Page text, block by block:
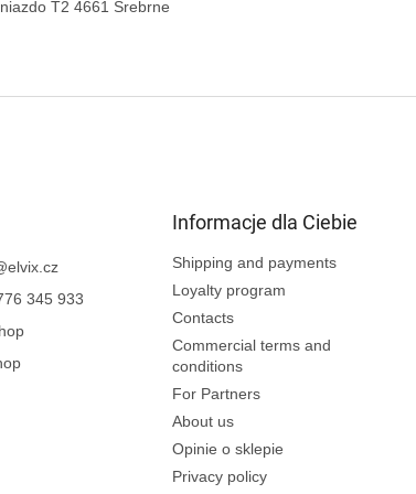
elvix.cz
345 933
Informacje dla Ciebie
Shipping and payments
Loyalty program
Contacts
Commercial terms and
conditions
For Partners
About us
Opinie o sklepie
Privacy policy